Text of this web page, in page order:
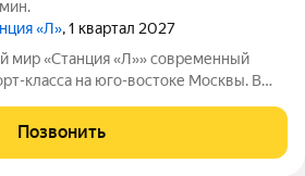
«Л», 1 квартал 2027
«Л»» современный
класса на юго-востоке Москвы. В
без машин, детские игровые
и многое другое.
Позвонить